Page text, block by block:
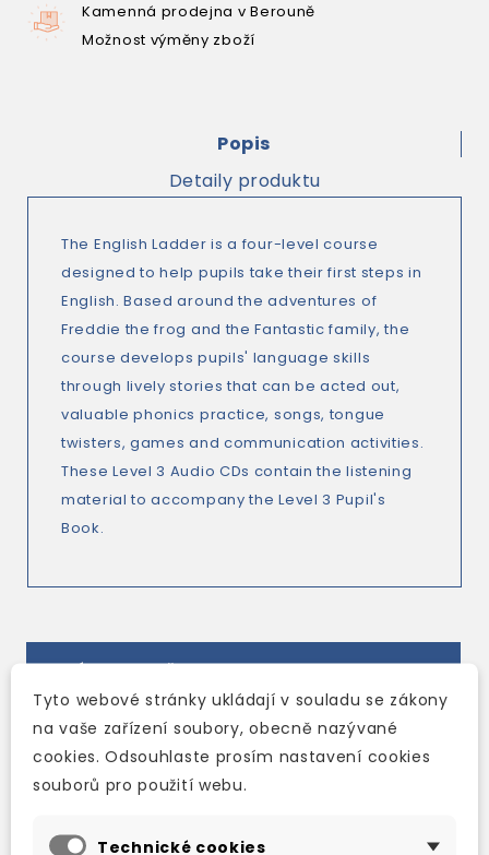
Kamenná prodejna v Berouně
Možnost výměny zboží
Popis
Detaily produktu
The English Ladder is a four-level course
designed to help pupils take their first steps in
English. Based around the adventures of
Freddie the frog and the Fantastic family, the
course develops pupils' language skills
through lively stories that can be acted out,
valuable phonics practice, songs, tongue
twisters, games and communication activities.
These Level 3 Audio CDs contain the listening
material to accompany the Level 3 Pupil's
Book.
Tyto webové stránky ukládají v souladu se zákony
na vaše zařízení soubory, obecně nazývané
cookies. Odsouhlaste prosím nastavení cookies
souborů pro použití webu.
Technické cookies